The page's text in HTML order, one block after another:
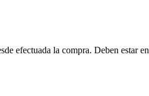
efectuada la compra. Deben estar